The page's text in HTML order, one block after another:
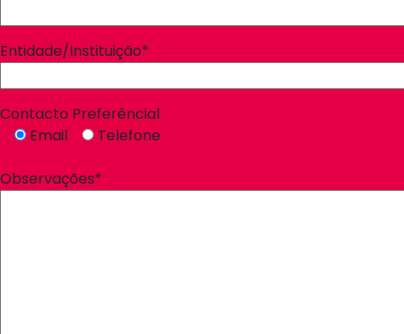
Entidade/Instituição*
Contacto Preferêncial
Email
Telefone
Observações*